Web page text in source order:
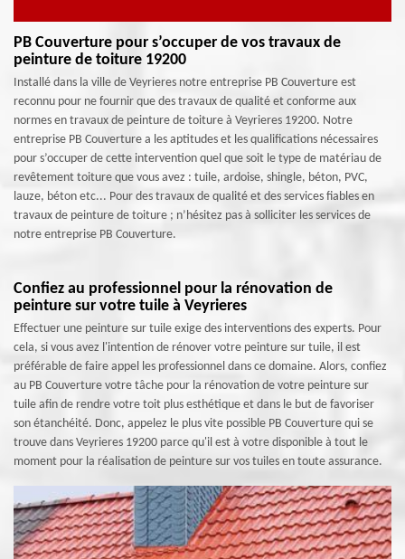
PB Couverture pour s’occuper de vos travaux de
peinture de toiture 19200
Installé dans la ville de Veyrieres notre entreprise PB Couverture est
reconnu pour ne fournir que des travaux de qualité et conforme aux
normes en travaux de peinture de toiture à Veyrieres 19200. Notre
entreprise PB Couverture a les aptitudes et les qualifications nécessaires
pour s’occuper de cette intervention quel que soit le type de matériau de
revêtement toiture que vous avez : tuile, ardoise, shingle, béton, PVC,
lauze, béton etc... Pour des travaux de qualité et des services fiables en
travaux de peinture de toiture ; n’hésitez pas à solliciter les services de
notre entreprise PB Couverture.
Confiez au professionnel pour la rénovation de
peinture sur votre tuile à Veyrieres
Effectuer une peinture sur tuile exige des interventions des experts. Pour
cela, si vous avez l'intention de rénover votre peinture sur tuile, il est
préférable de faire appel les professionnel dans ce domaine. Alors, confiez
au PB Couverture votre tâche pour la rénovation de votre peinture sur
tuile afin de rendre votre toit plus esthétique et dans le but de favoriser
son étanchéité. Donc, appelez le plus vite possible PB Couverture qui se
trouve dans Veyrieres 19200 parce qu'il est à votre disponible à tout le
moment pour la réalisation de peinture sur vos tuiles en toute assurance.